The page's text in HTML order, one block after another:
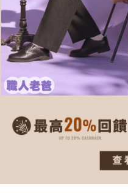
https://aftee.tw/terms/#terms3
３．未成年的使用者請事先徵得
「AFTEE先享後付」，若未經同意
任。
４．使用「AFTEE先享後付」時，
時審查核予不同之上限額度；若仍
請求用戶進行身份認證。
５．嚴禁一人註冊多個帳號或使
恩沛科技股份有限公司將有權停